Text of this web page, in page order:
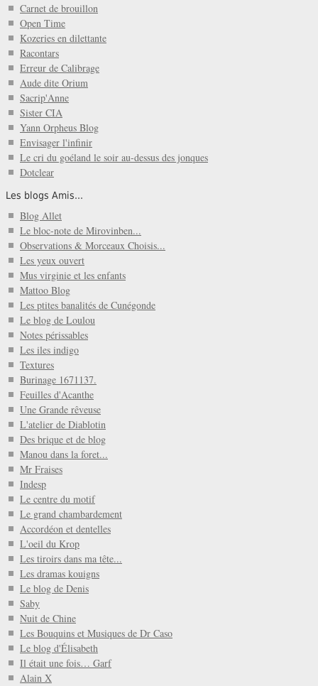
Carnet de brouillon
Open Time
Kozeries en dilettante
Racontars
Erreur de Calibrage
Aude dite Orium
Sacrip'Anne
Sister CIA
Yann Orpheus Blog
Envisager l'infinir
Le cri du goéland le soir au-dessus des jonques
Dotclear
Les blogs Amis...
Blog Allet
Le bloc-note de Mirovinben...
Observations & Morceaux Choisis...
Les yeux ouvert
Mus virginie et les enfants
Mattoo Blog
Les ptites banalités de Cunégonde
Le blog de Loulou
Notes périssables
Les iles indigo
Textures
Burinage 1671137.
Feuilles d'Acanthe
Une Grande rêveuse
L'atelier de Diablotin
Des brique et de blog
Manou dans la foret...
Mr Fraises
Indesp
Le centre du motif
Le grand chambardement
Accordéon et dentelles
L'oeil du Krop
Les tiroirs dans ma tête...
Les dramas kouigns
Le blog de Denis
Saby
Nuit de Chine
Les Bouquins et Musiques de Dr Caso
Le blog d'Élisabeth
Il était une fois… Garf
Alain X